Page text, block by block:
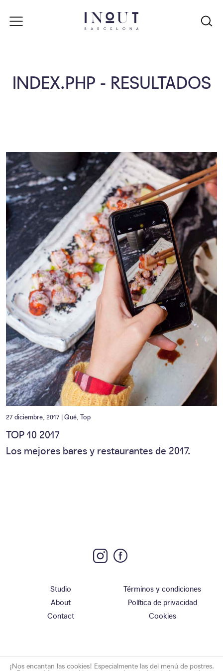
INDEX.PHP - RESULTADOS
27 diciembre, 2017 |Qué Top
TOP 10 2017
Los mejores bares y restaurantes de 2017.
Studio
About
Contact
Términos y condiciones
Política de privacidad
Cookies
¡Nos encantan las cookies! Especialmente las del menú de postres.